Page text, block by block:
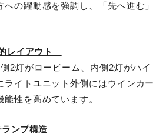
の躍動感を強調し、「先へ進む」
レイアウト
2灯がロービーム、内側2灯がハイ
ライトユニット外側にはウインカー
性を高めています。
ランプ構造